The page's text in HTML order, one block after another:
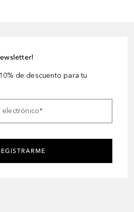
de descuento para tu
electrónico*